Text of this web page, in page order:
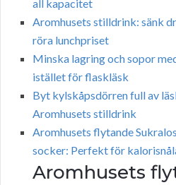
all kapacitet
Aromhusets stilldrink: sänk
röra lunchpriset
Minska lagring och sopor
istället för flaskläsk
Byt kylskåpsdörren full av
Aromhusets stilldrink
Aromhusets flytande
socker: Perfekt för
Aromhusets